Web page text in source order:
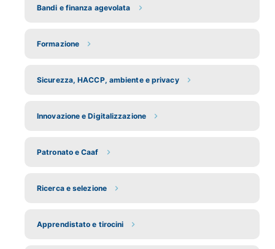
Bandi e finanza agevolata
Formazione
Sicurezza, HACCP, ambiente e privacy
Innovazione e Digitalizzazione
Patronato e Caaf
Ricerca e selezione
Apprendistato e tirocini